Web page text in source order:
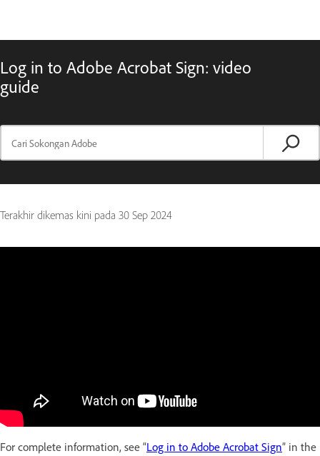
Log in to Adobe Acrobat Sign: video
guide
Terakhir dikemas kini pada 30 Sep 2024
For complete information, see “Log in to Adobe Acrobat Sign” in the